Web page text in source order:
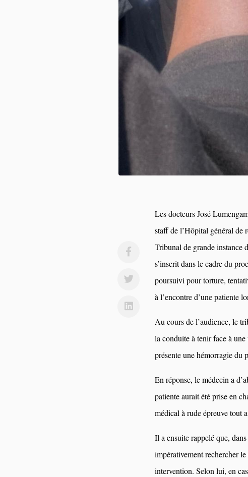
Les docteurs José
staff de l’Hôpital général de
Tribunal de grande instance
s’inscrit dans le cadre du
poursuivi pour torture,
à l’encontre d’une patiente
Au cours de l’audience, le
la conduite à tenir face à
présente une hémorragie du
En réponse, le médecin a
patiente aurait été prise en
médical à rude épreuve tout
Il a ensuite rappelé que,
impérativement rechercher
intervention. Selon lui, en